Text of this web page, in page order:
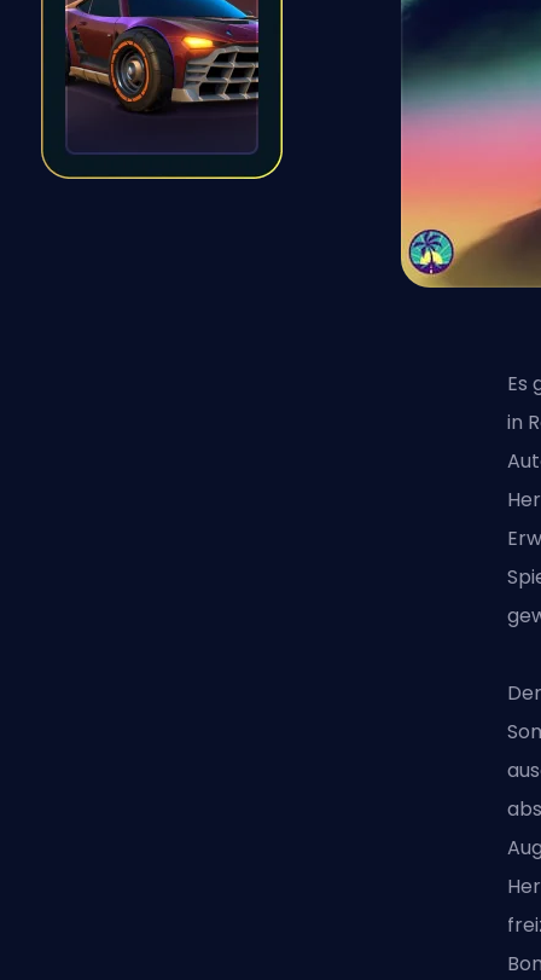
Es
in